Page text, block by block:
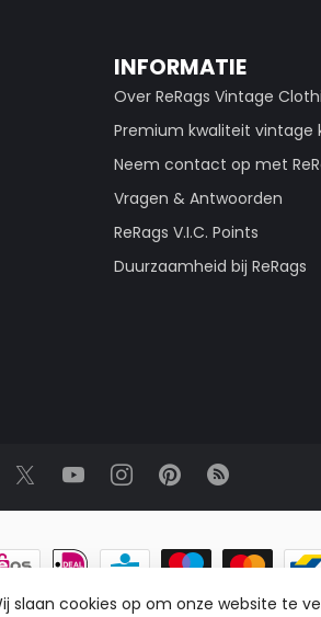
INFORMATIE
Over ReRags Vintage
Premium kwaliteit vintage
Neem contact op met
Vragen & Antwoorden
ReRags V.I.C. Points
Duurzaamheid bij ReRags
2026 ReRags Vintage Groothandel
slaan cookies op om onze website te